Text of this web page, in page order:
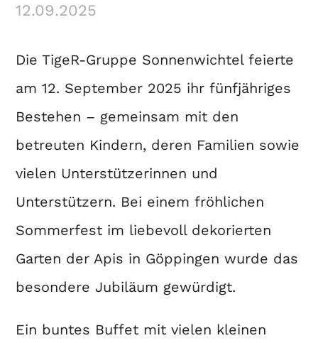
12.09.2025
Die TigeR-Gruppe Sonnenwichtel feierte
am 12. September 2025 ihr fünfjähriges
Bestehen – gemeinsam mit den
betreuten Kindern, deren Familien sowie
vielen Unterstützerinnen und
Unterstützern. Bei einem fröhlichen
Sommerfest im liebevoll dekorierten
Garten der Apis in Göppingen wurde das
besondere Jubiläum gewürdigt.
Ein buntes Buffet mit vielen kleinen